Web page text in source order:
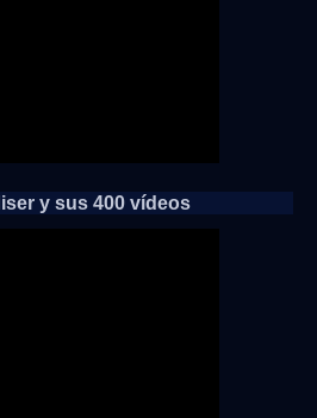
y sus 400 vídeos